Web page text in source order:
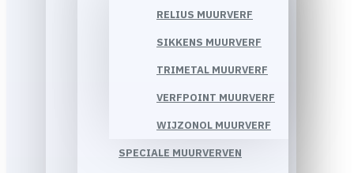
RELIUS MUURVERF
SIKKENS MUURVERF
TRIMETAL MUURVERF
VERFPOINT MUURVERF
WIJZONOL MUURVERF
SPECIALE MUURVERVEN